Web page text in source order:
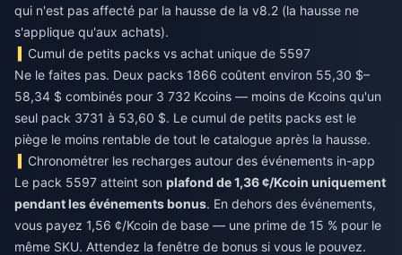
qui n'est pas affecté par la hausse de la v8.2 (la hausse ne
s'applique qu'aux achats).
Cumul de petits packs vs achat unique de 5597
Ne le faites pas. Deux packs 1866 coûtent environ 55,30 $–
58,34 $ combinés pour 3 732 Kcoins — moins de Kcoins qu'un
seul pack 3731 à 53,60 $. Le cumul de petits packs est le
piège le moins rentable de tout le catalogue après la hausse.
Chronométrer les recharges autour des événements in-app
Le pack 5597 atteint son plafond de 1,36 ¢/Kcoin uniquement
pendant les événements bonus. En dehors des événements,
vous payez 1,56 ¢/Kcoin de base — une prime de 15 % pour le
même SKU. Attendez la fenêtre de bonus si vous le pouvez.